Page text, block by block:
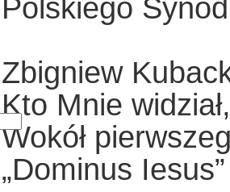
Polskiego
Zbigniew
Kto Mnie
Wokół
„Dominus Iesus”